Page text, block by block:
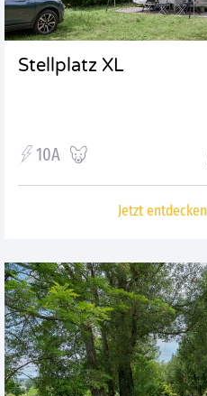
Stellplatz XL
10A
Jetzt entdecken